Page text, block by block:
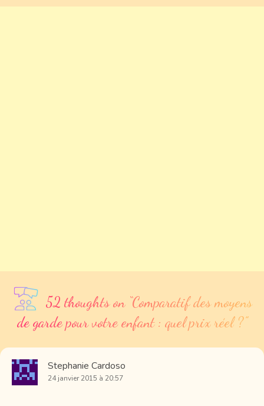
52 thoughts on “Comparatif des moyens
de garde pour votre enfant : quel prix réel ?”
Stephanie Cardoso
24 janvier 2015 à 20:57